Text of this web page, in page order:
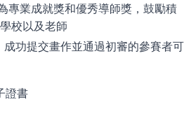
專業成就獎和優秀導師獎，鼓勵積
校以及老師
功提交畫作並通過初審的參賽者可
證書